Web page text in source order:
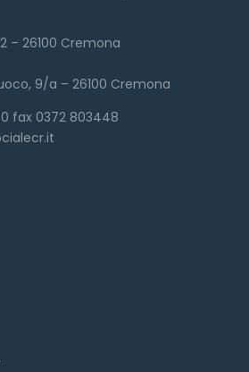
– 26100 Cremona
9/a – 26100 Cremona
fax 0372 803448